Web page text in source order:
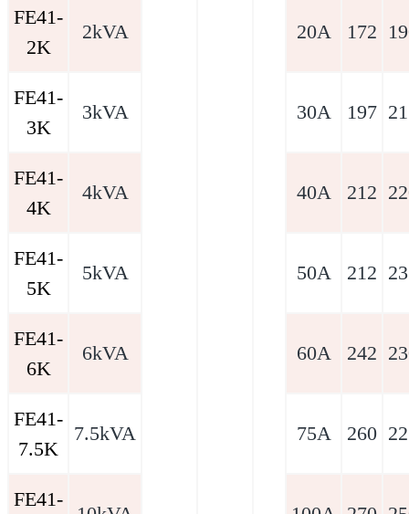
FE41-
2K
2kVA 20A 172
FE41-
3K
3kVA 30A 197
FE41-
4K
4kVA 40A 212
FE41-
5K
5kVA 50A 212
FE41-
6K
6kVA 60A 242
FE41-
7.5K
7.5kVA 75A 260
FE41-